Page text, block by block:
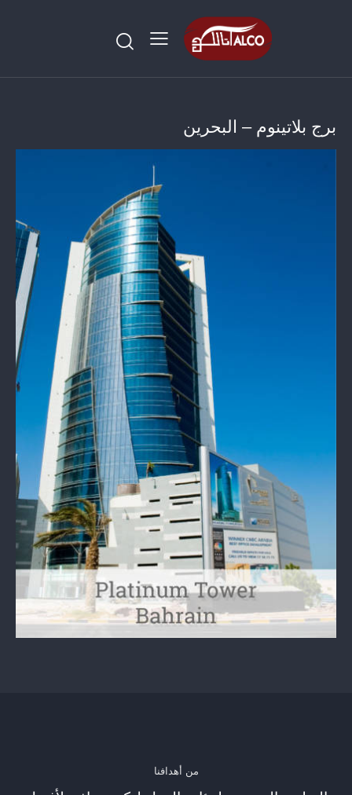
برج بلاتينوم – البحرين
من أهدافنا